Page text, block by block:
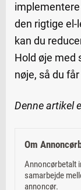
den rigtige el-
kan du
Hold øje med
nøje, så du
Denne artikel
Om
Annoncørbetalt
samarbejde
annoncør.